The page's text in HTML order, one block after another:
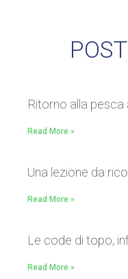
Ritorno alla pesca
Read More »
Una lezione da
Read More »
Le code di topo,
Read More »